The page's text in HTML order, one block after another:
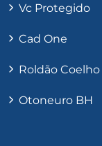
Vc Protegido
Cad One
Roldão Coelho
Otoneuro BH